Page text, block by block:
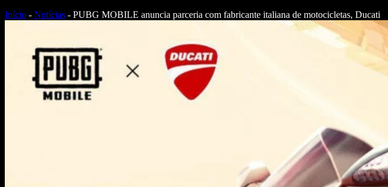
Início - Notícias - PUBG MOBILE anuncia parceria com fabricante italiana de motocicletas, Ducati